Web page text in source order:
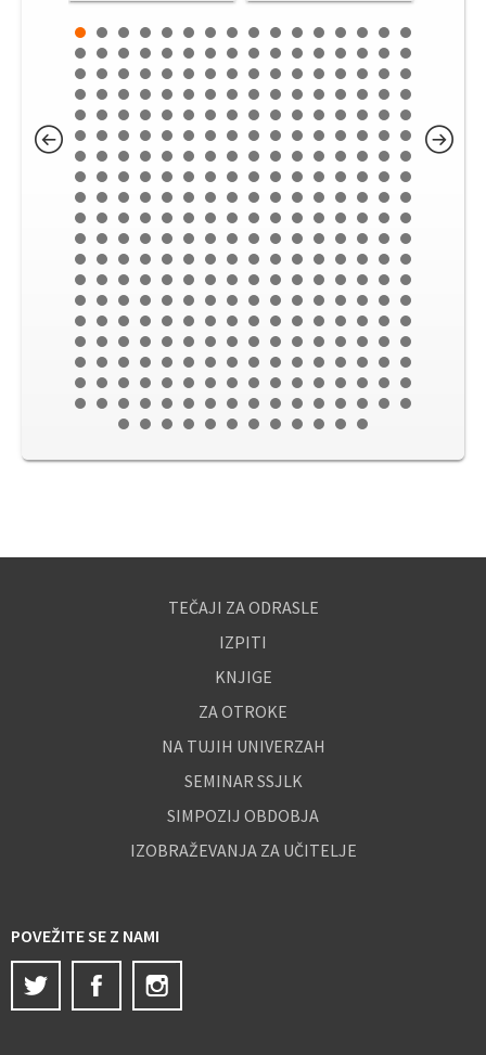
TEČAJI ZA ODRASLE
IZPITI
KNJIGE
ZA OTROKE
NA TUJIH UNIVERZAH
SEMINAR SSJLK
SIMPOZIJ OBDOBJA
IZOBRAŽEVANJA ZA UČITELJE
POVEŽITE SE Z NAMI
Twitter
Facebook